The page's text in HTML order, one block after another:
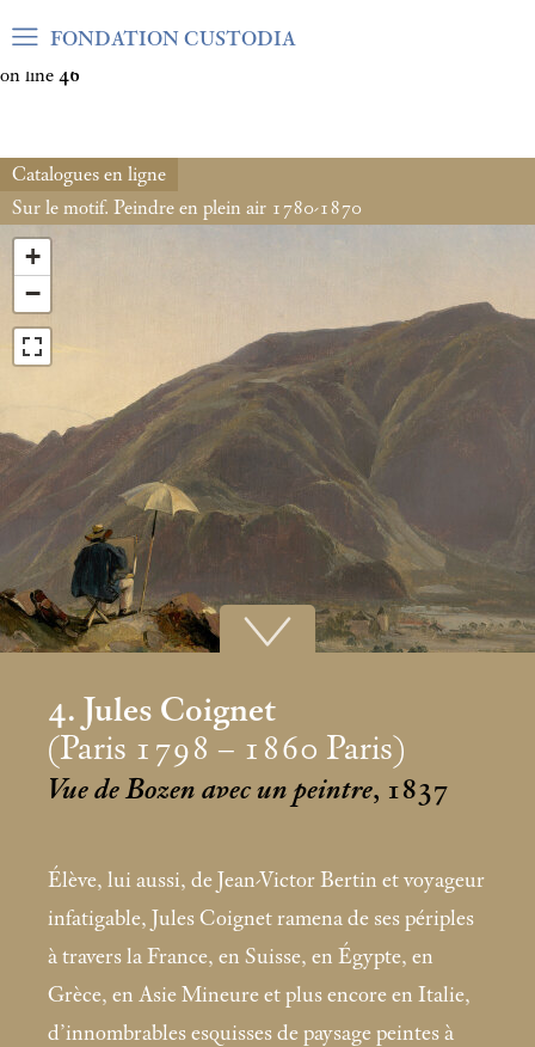
Warning: Undefined array key "var_mode" in
on line 46
FONDATION CUSTODIA
Catalogues en ligne
Sur le motif. Peindre en plein air 1780-1870
+
−
4. Jules Coignet
(Paris 1798 – 1860 Paris)
Vue de Bozen avec un peintre, 1837
Élève, lui aussi, de Jean-Victor Bertin et voyageur
infatigable, Jules Coignet ramena de ses périples
à travers la France, en Suisse, en Égypte, en
Grèce, en Asie Mineure et plus encore en Italie,
d’innombrables esquisses de paysage peintes à